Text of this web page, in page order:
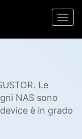
Le
NAS sono
è in grado